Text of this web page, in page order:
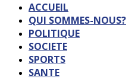
ACCUEIL
QUI SOMMES-NOUS?
POLITIQUE
SOCIETE
SPORTS
SANTE